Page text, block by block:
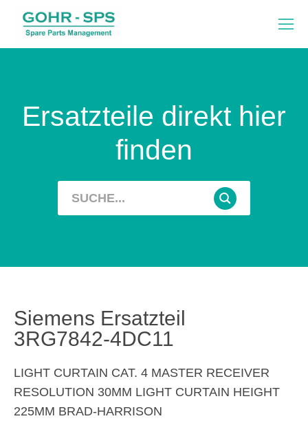
Ersatzteile direkt hier
finden
Siemens Ersatzteil
3RG7842-4DC11
LIGHT CURTAIN CAT. 4 MASTER RECEIVER
RESOLUTION 30MM LIGHT CURTAIN HEIGHT
225MM BRAD-HARRISON